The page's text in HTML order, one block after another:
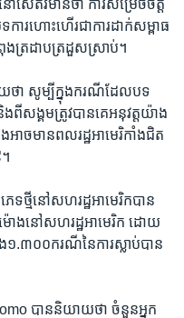
សេតវិមាន​ថា ការសម្រេច​ចិត្ត​
ការ​ហោះហើរ​ជា​ការ​ដាក់​សម្ពាធ​
រដាបត្រដួស​ស្រាប់។​
យ​ថា សូម្បី​ក្នុង​ករណី​ដែល​បទ
និង​ពីសង្គម​ត្រូវ​បាន​គេ​អនុវត្តយ៉ាង​
អាច​មាន​ពលរដ្ឋ​អាមេរិកាំង​ជិត​
ទ​ថ្មី​នៅ​សហរដ្ឋ​អាមេរិក​បាន​
ោង​នៅ​សហរដ្ឋ​អាមេរិក ដោយ​
១.៣០០​ករណី​នៃ​ការ​ស្លាប់​បាន​
បាន​និយាយ​ថា ចំនួន​អ្នក​